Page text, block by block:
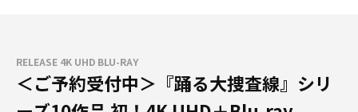
RELEASE 4K UHD BLU-RAY
＜ご予約受付中＞『踊る大捜査線』シリ